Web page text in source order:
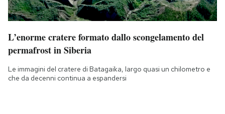
L’enorme cratere formato dallo scongelamento del
permafrost in Siberia
Le immagini del cratere di Batagaika, largo quasi un chilometro e
che da decenni continua a espandersi